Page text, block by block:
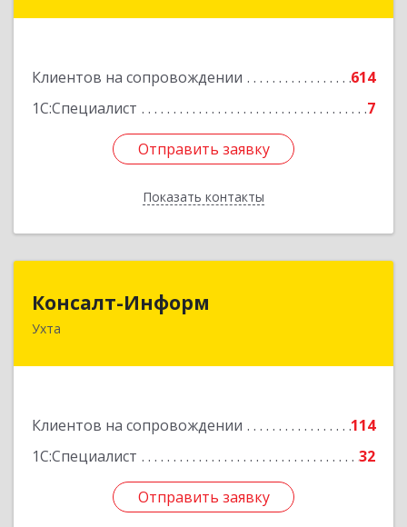
Клиентов на сопровождении
614
1С:Специалист
7
Отправить заявку
Показать контакты
Отправить заявку
Назад
Консалт-Информ
Ухта
Клиентов на сопровождении
114
1С:Специалист
32
Отправить заявку
169300, Коми Респ, Ухта г, Строителей пр-д 1, 2
Отправить заявку